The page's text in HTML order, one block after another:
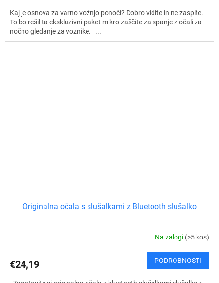
L
A
Č
Kaj je osnova za varno vožnjo ponoči? Dobro vidite in ne zaspite.
To bo rešil ta ekskluzivni paket mikro zaščite za spanje z očali za
nočno gledanje za voznike. ...
Originalna očala s slušalkami z Bluetooth slušalko
Na zalogi (>5 kos)
€24,19 PODROBNOSTI